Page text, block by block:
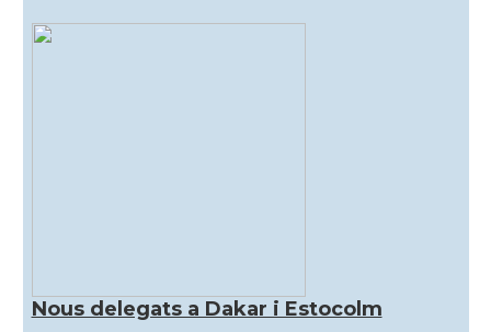
Nous delegats a Dakar i Estocolm